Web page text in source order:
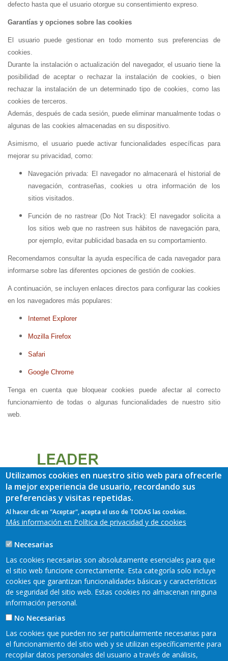
defecto hasta que el usuario otorgue su consentimiento expreso.
Garantías y opciones sobre las cookies
El usuario puede gestionar en todo momento sus preferencias de
cookies.
Durante la instalación o actualización del navegador, el usuario tiene la
posibilidad de aceptar o rechazar la instalación de cookies, o bien
rechazar la instalación de un determinado tipo de cookies, como las
cookies de terceros.
Además, después de cada sesión, puede eliminar manualmente todas o
algunas de las cookies almacenadas en su dispositivo.
Asimismo, el usuario puede activar funcionalidades específicas para
mejorar su privacidad, como:
Navegación privada: El navegador no almacenará el historial de
navegación, contraseñas, cookies u otra información de los
sitios visitados.
Función de no rastrear (Do Not Track): El navegador solicita a
los sitios web que no rastreen sus hábitos de navegación para,
por ejemplo, evitar publicidad basada en su comportamiento.
Recomendamos consultar la ayuda específica de cada navegador para
informarse sobre las diferentes opciones de gestión de cookies.
A continuación, se incluyen enlaces directos para configurar las cookies
en los navegadores más populares:
Internet Explorer
Mozilla Firefox
Safari
Google Chrome
Tenga en cuenta que bloquear cookies puede afectar al correcto
funcionamiento de todas o algunas funcionalidades de nuestro sitio
web.
Utilizamos cookies en nuestro sitio web para ofrecerle
la mejor experiencia de usuario, recordando sus
preferencias y visitas repetidas.
Al hacer clic en "Aceptar", acepta el uso de TODAS las cookies.
Más información en Política de privacidad y de cookies
Necesarias
Las cookies necesarias son absolutamente esenciales para que
el sitio web funcione correctamente. Esta categoría solo incluye
cookies que garantizan funcionalidades básicas y características
de seguridad del sitio web. Estas cookies no almacenan ninguna
información personal.
No Necesarias
Las cookies que pueden no ser particularmente necesarias para
el funcionamiento del sitio web y se utilizan específicamente para
recopilar datos personales del usuario a través de análisis,